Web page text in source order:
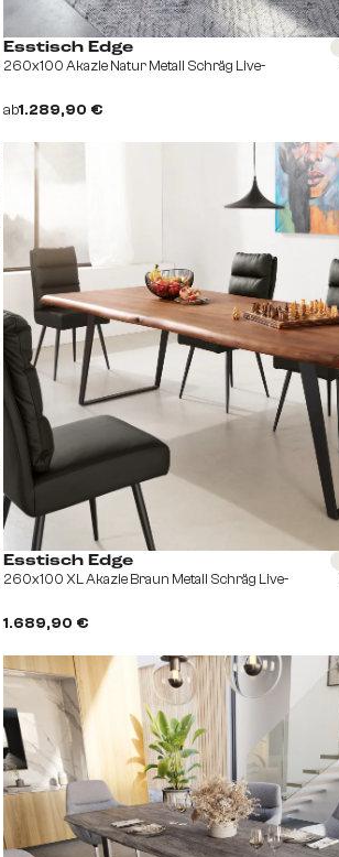
Esstisch Edge
260x100 Akazie Natur Metall Schräg Live-
ab1.289,90 €
Esstisch Edge
260x100 XL Akazie Braun Metall Schräg Live-
1.689,90 €